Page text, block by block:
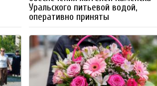
Уральского питьевой водой,
оперативно приняты